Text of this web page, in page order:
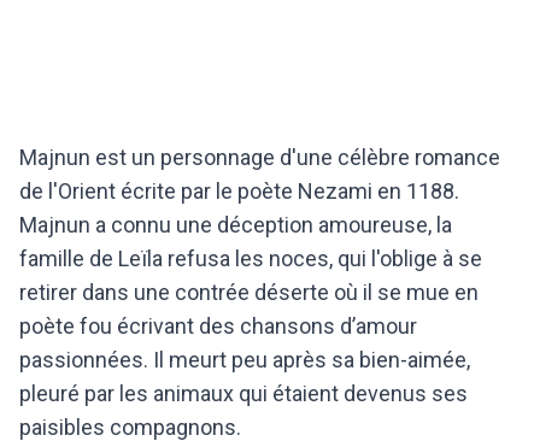
Majnun est un personnage d'une célèbre romance
de l'Orient écrite par le poète Nezami en 1188.
Majnun a connu une déception amoureuse, la
famille de Leïla refusa les noces, qui l'oblige à se
retirer dans une contrée déserte où il se mue en
poète fou écrivant des chansons d’amour
passionnées. Il meurt peu après sa bien-aimée,
pleuré par les animaux qui étaient devenus ses
paisibles compagnons.